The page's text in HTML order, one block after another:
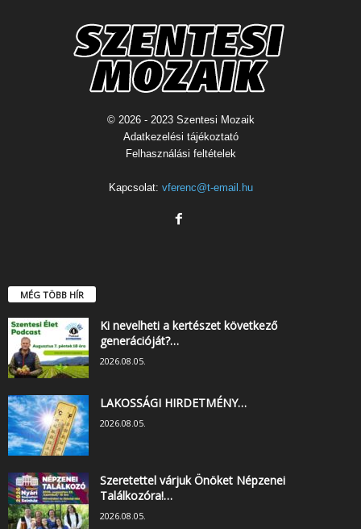
© 2026 - 2023 Szentesi Mozaik
Adatkezelési tájékoztató
Felhasználási feltételek
Kapcsolat: vferenc@t-email.hu
MÉG TÖBB HÍR
Ki nevelheti a kertészet következő
generációját?…
2026.08.05.
LAKOSSÁGI HIRDETMÉNY…
2026.08.05.
Szeretettel várjuk Önöket Népzenei
Találkozóra!…
2026.08.05.